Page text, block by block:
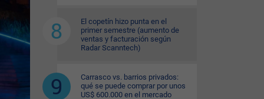
El copetín hizo punta en el
primer semestre (aumento de
ventas y facturación según
Radar Scanntech)
Carrasco vs. barrios privados:
qué se puede comprar por unos
US$ 600.000 en el mercado